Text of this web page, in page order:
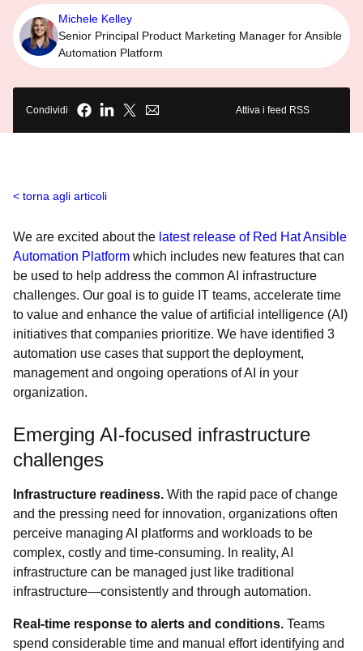
Michele Kelley
Senior Principal Product Marketing Manager for Ansible
Automation Platform
Condividi Attiva i feed RSS
torna agli articoli
We are excited about the latest release of Red Hat Ansible
Automation Platform which includes new features that can
be used to help address the common AI infrastructure
challenges. Our goal is to guide IT teams, accelerate time
to value and enhance the value of artificial intelligence (AI)
initiatives that companies prioritize. We have identified 3
automation use cases that support the deployment,
management and ongoing operations of AI in your
organization.
Emerging AI-focused infrastructure
challenges
Infrastructure readiness. With the rapid pace of change
and the pressing need for innovation, organizations often
perceive managing AI platforms and workloads to be
complex, costly and time-consuming. In reality, AI
infrastructure can be managed just like traditional
infrastructure—consistently and through automation.
Real-time response to alerts and conditions. Teams
spend considerable time and manual effort identifying and